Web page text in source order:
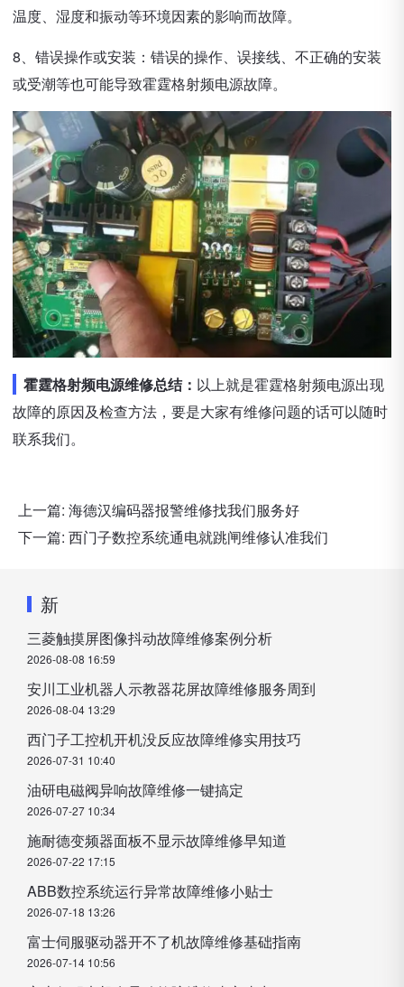
温度、湿度和振动等环境因素的影响而故障。
8、错误操作或安装：错误的操作、误接线、不正确的安装
或受潮等也可能导致霍霆格射频电源故障。
霍霆格射频电源维修总结： 以上就是霍霆格射频电源出现
故障的原因及检查方法，要是大家有维修问题的话可以随时
联系我们。
上一篇: 海德汉编码器报警维修找我们服务好
下一篇: 西门子数控系统通电就跳闸维修认准我们
新
三菱触摸屏图像抖动故障维修案例分析
2026-08-08 16:59
安川工业机器人示教器花屏故障维修服务周到
2026-08-04 13:29
西门子工控机开机没反应故障维修实用技巧
2026-07-31 10:40
油研电磁阀异响故障维修一键搞定
2026-07-27 10:34
施耐德变频器面板不显示故障维修早知道
2026-07-22 17:15
ABB数控系统运行异常故障维修小贴士
2026-07-18 13:26
富士伺服驱动器开不了机故障维修基础指南
2026-07-14 10:56